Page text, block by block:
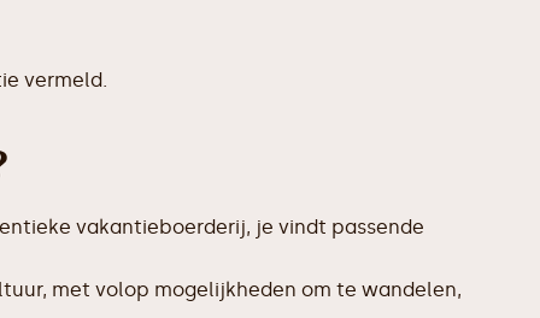
vermeld.
vakantieboerderij, je vindt passende
met volop mogelijkheden om te wandelen,